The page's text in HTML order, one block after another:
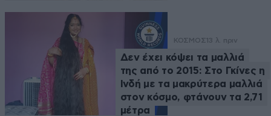
ΚΟΣΜΟΣ 13 λ. πριν
Δεν έχει κόψει τα μαλλιά
της από το 2015: Στο Γκίνες η
Ινδή με τα μακρύτερα μαλλιά
στον κόσμο, φτάνουν τα 2,71
μέτρα